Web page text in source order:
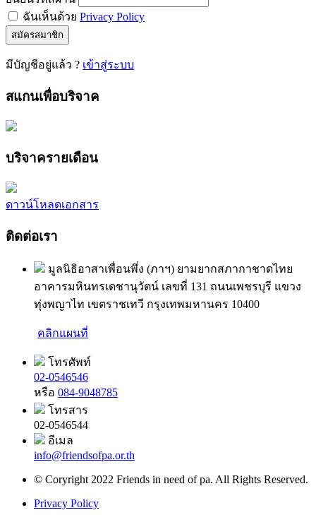
ฉันเห็นด้วย Privacy Policy
สมัครสมาชิก
มีบัญชีอยู่แล้ว ? เข้าสู่ระบบ
สแกนเพื่อบริจาค
บริจาครายเดือน
ดาวน์โหลดเอกสาร
ติดต่อเรา
มูลนิธิอาสาเพื่อนพึ่ง (ภาฯ) ยามยากสภากาชาดไทย
อาคารมหินทรเดชานุวัตน์ เลขที่ 131 ถนนเพชรบุรี แขวง
ทุ่งพญาไท เขตราชเทวี กรุงเทพมหานคร 10400
คลิกแผนที่
โทรศัพท์
02-0546546
หรือ 084-9048785
โทรสาร
02-0546544
อีเมล
info@friendsofpa.or.th
© Coryright 2022 Friends in need of pa. All Rights Reserved.
Privacy Policy